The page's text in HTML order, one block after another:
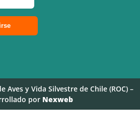
Aves y Vida Silvestre de Chile (ROC) –
por Nexweb